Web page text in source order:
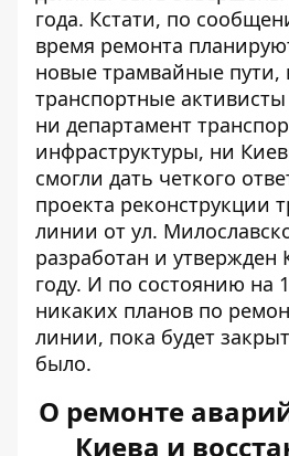
года. Кстати, по
время ремонта
новые трамвайные пути,
транспортные
ни департамент
инфраструктуры, ни
смогли дать четкого
проекта реконструкции
линии от ул.
разработан и утвержден
году. И по состоянию на
никаких планов по
линии, пока будет
было.
О ремонте
Киева и